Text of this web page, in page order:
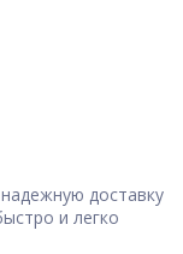
доставку
и легко